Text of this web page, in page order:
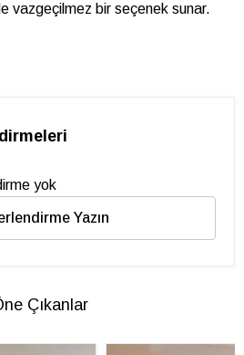
vazgeçilmez bir seçenek sunar.
yok
Yazın
Çıkanlar